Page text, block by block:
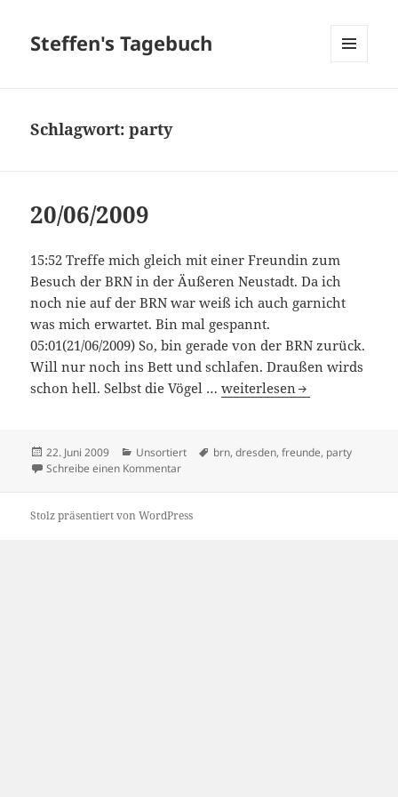
Steffen's Tagebuch
Schlagwort:party
20/06/2009
15:52 Treffe mich gleich mit einer Freundin zum
Besuch der BRN in der Äußeren Neustadt. Da ich
noch nie auf der BRN war weiß ich auch garnicht
was mich erwartet. Bin mal gespannt.
05:01(21/06/2009) So, bin gerade von der BRN zurück.
Will nur noch ins Bett und schlafen. Draußen wirds
schon hell. Selbst die Vögel …20/06/2009
weiterlesen
Veröffentlicht
am
22. Juni 2009 Kategorien
Unsortiert Schlagwörter
brn,dresden,freunde, party
Schreibe einen Kommentarzu 20/06/2009
Stolz präsentiert von WordPress